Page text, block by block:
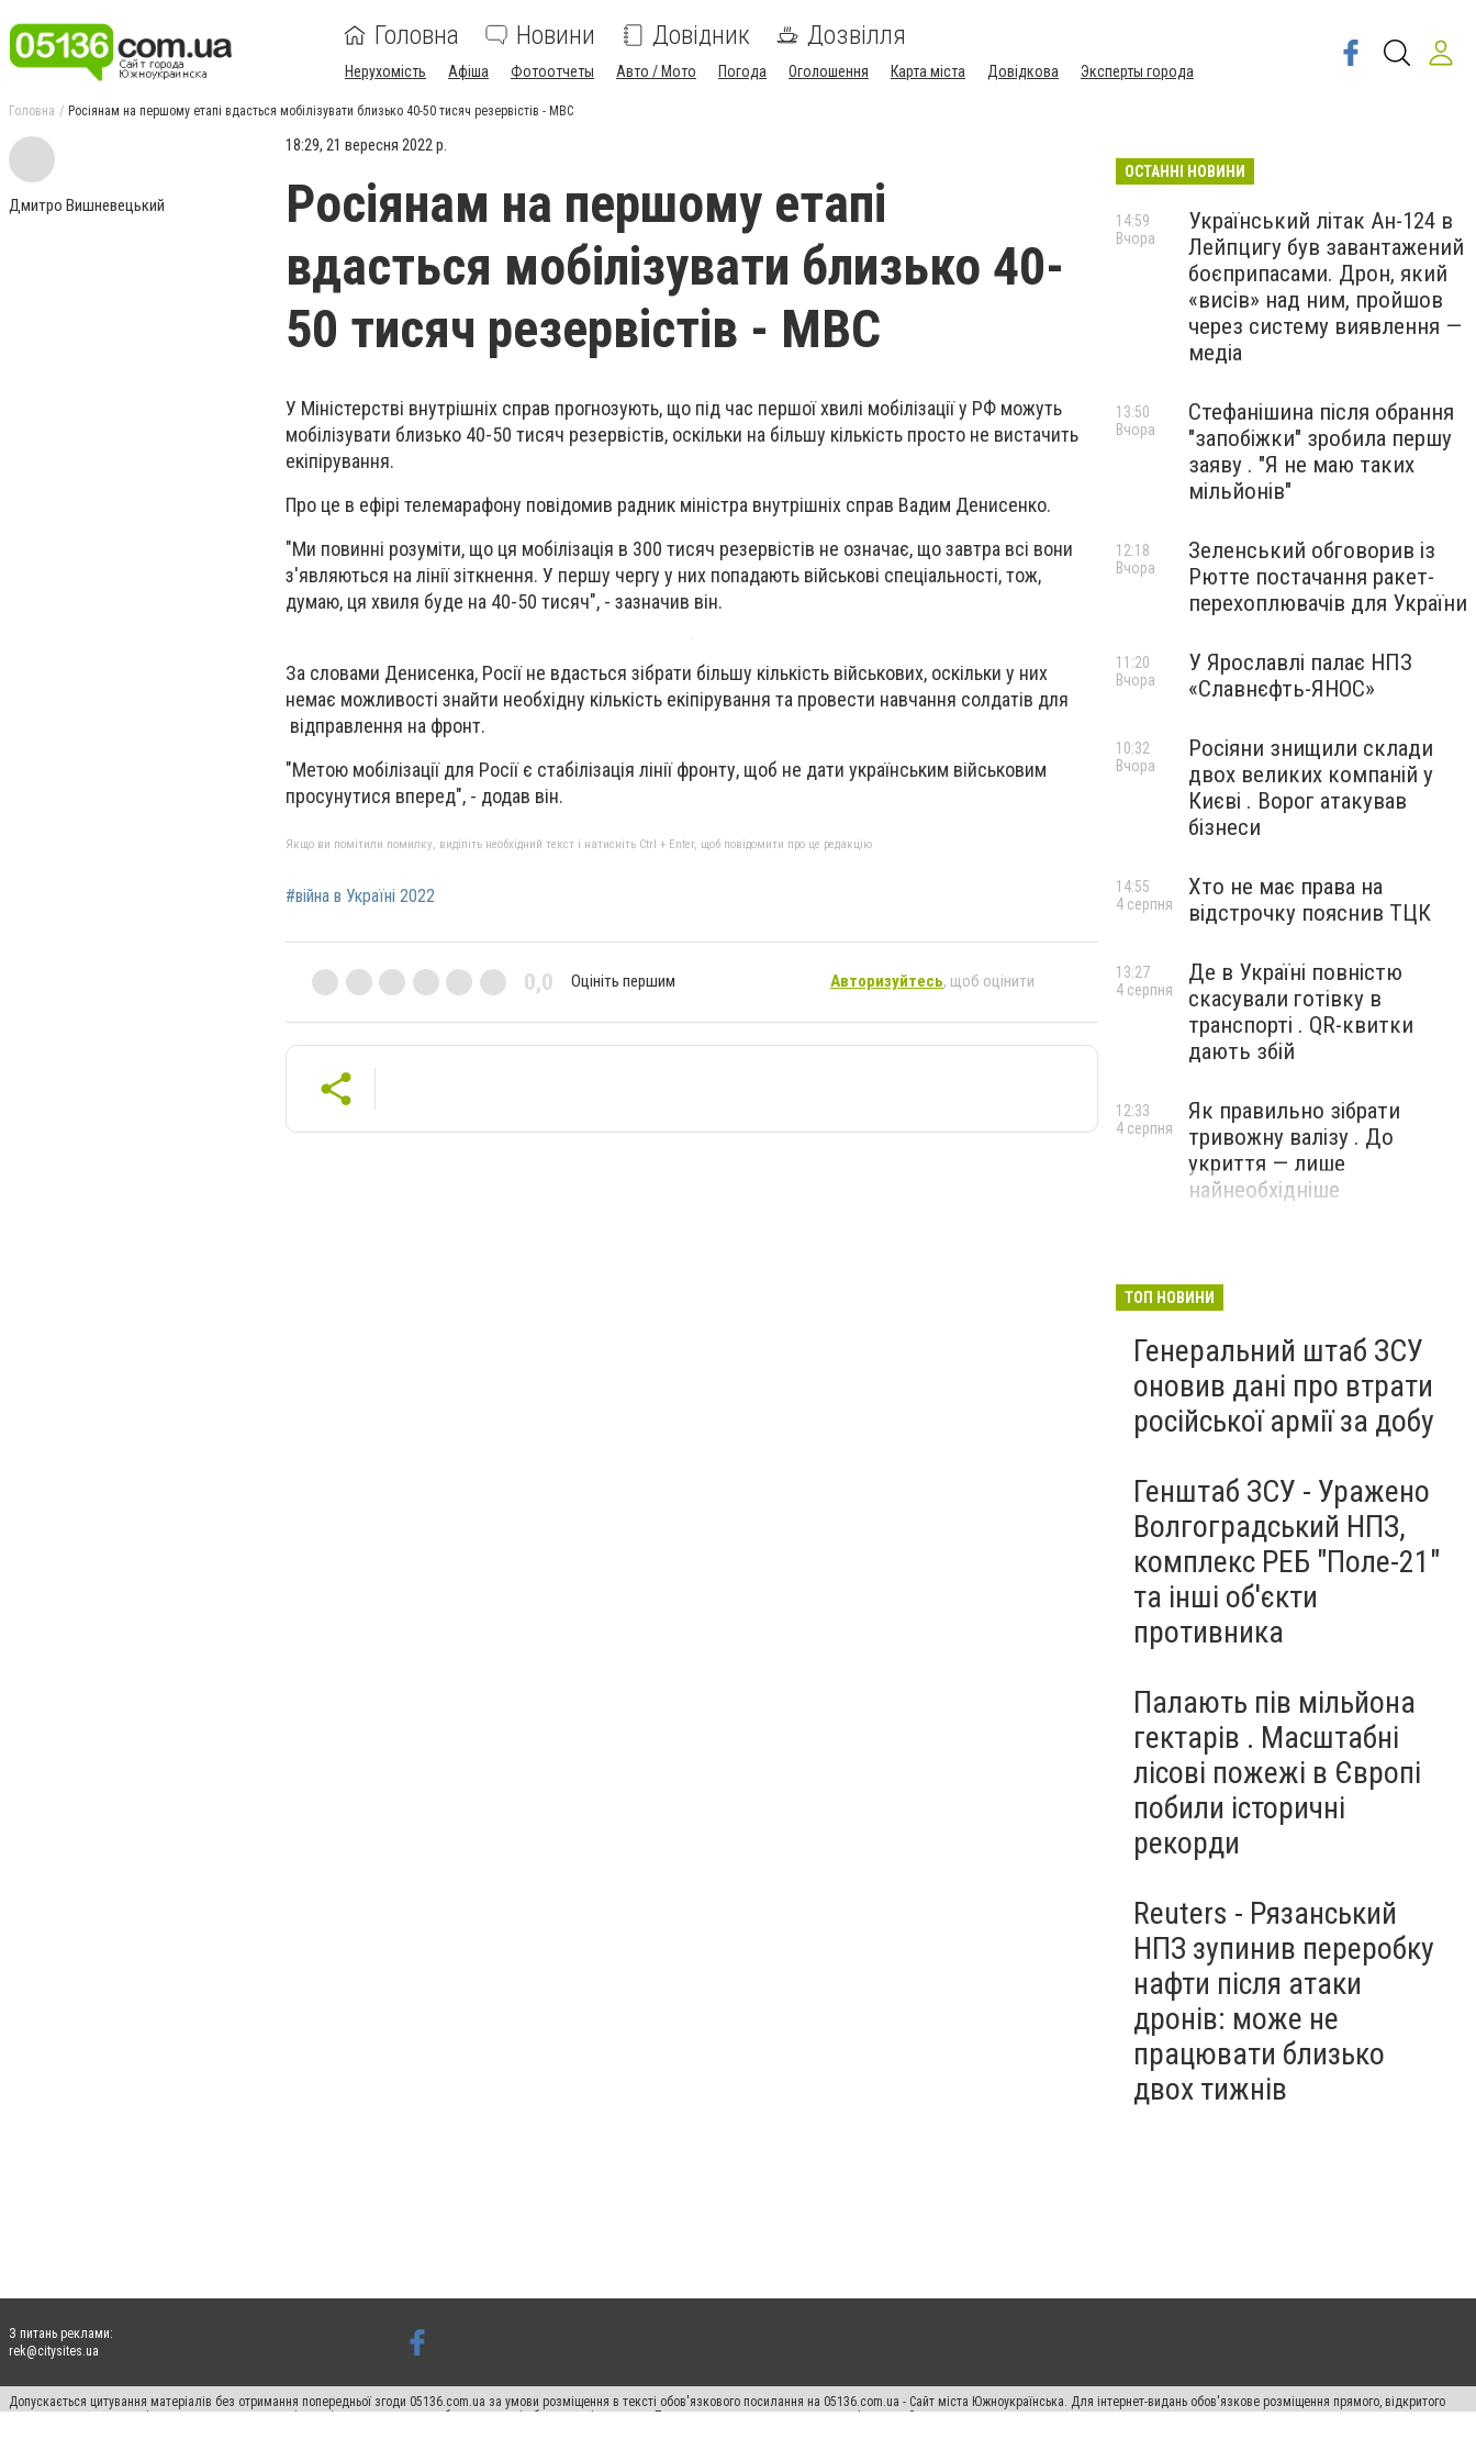
Головна Новини Довідник Дозвілля
Нерухомість Афіша Фотоотчеты Авто / Мото Погода Оголошення Карта міста Довідкова Эксперты города
Головна Росіянам на першому етапі вдасться мобілізувати близько 40-50 тисяч резервістів - МВС
Дмитро Вишневецький
18:29, 21 вересня 2022 р.
Росіянам на першому етапі
вдасться мобілізувати близько 40-
50 тисяч резервістів - МВС
У Міністерстві внутрішніх справ прогнозують, що під час першої хвилі мобілізації у РФ можуть
мобілізувати близько 40-50 тисяч резервістів, оскільки на більшу кількість просто не вистачить
екіпірування.
Про це в ефірі телемарафону повідомив радник міністра внутрішніх справ Вадим Денисенко.
"Ми повинні розуміти, що ця мобілізація в 300 тисяч резервістів не означає, що завтра всі вони
з'являються на лінії зіткнення. У першу чергу у них попадають військові спеціальності, тож,
думаю, ця хвиля буде на 40-50 тисяч", - зазначив він.
За словами Денисенка, Росії не вдасться зібрати більшу кількість військових, оскільки у них
немає можливості знайти необхідну кількість екіпірування та провести навчання солдатів для
відправлення на фронт.
"Метою мобілізації для Росії є стабілізація лінії фронту, щоб не дати українським військовим
просунутися вперед", - додав він.
Якщо ви помітили помилку, виділіть необхідний текст і натисніть Ctrl + Enter, щоб повідомити про це редакцію
#війна в Україні 2022
0,0 Оцініть першим Авторизуйтесь, щоб оцінити
ОСТАННІ НОВИНИ
Український літак Ан-124 в
Лейпцигу був завантажений
боєприпасами. Дрон, який
«висів» над ним, пройшов
через систему виявлення —
медіа
14:59
Вчора
Стефанішина після обрання
"запобіжки" зробила першу
заяву . "Я не маю таких
мільйонів"
13:50
Вчора
Зеленський обговорив із
Рютте постачання ракет-
перехоплювачів для України
12:18
Вчора
У Ярославлі палає НПЗ
«Славнєфть-ЯНОС»
11:20
Вчора
Росіяни знищили склади
двох великих компаній у
Києві . Ворог атакував
бізнеси
10:32
Вчора
Хто не має права на
відстрочку пояснив ТЦК
14:55
4 серпня
Де в Україні повністю
скасували готівку в
транспорті . QR-квитки
дають збій
13:27
4 серпня
Як правильно зібрати
тривожну валізу . До
укриття — лише
найнеобхідніше
12:33
4 серпня
ТОП НОВИНИ
Генеральний штаб ЗСУ
оновив дані про втрати
російської армії за добу
Генштаб ЗСУ - Уражено
Волгоградський НПЗ,
комплекс РЕБ "Поле-21"
та інші об'єкти
противника
Палають пів мільйона
гектарів . Масштабні
лісові пожежі в Європі
побили історичні
рекорди
Reuters - Рязанський
НПЗ зупинив переробку
нафти після атаки
дронів: може не
працювати близько
двох тижнів
З питань реклами:
rek@citysites.ua
Допускається цитування матеріалів без отримання попередньої згоди 05136.com.ua за умови розміщення в тексті обов'язкового посилання на 05136.com.ua - Сайт міста Южноукраїнська. Для інтернет-видань обов'язкове розміщення прямого, відкритого
для пошукових систем гіперпосилання на цитовані статті не нижче другого абзацу в тексті або в якості джерела. Порушення виняткових прав переслідується Законом.